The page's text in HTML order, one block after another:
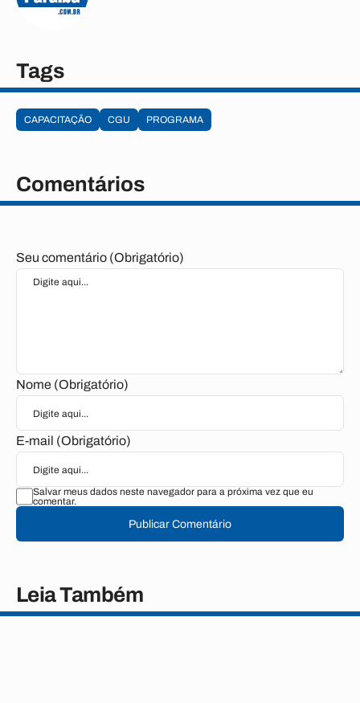
Tags
CAPACITAÇÃO CGU PROGRAMA
Comentários
Seu comentário (Obrigatório)
Nome (Obrigatório)
E-mail (Obrigatório)
Salvar meus dados neste navegador para a próxima vez que eu
comentar.
Publicar Comentário
Leia Também